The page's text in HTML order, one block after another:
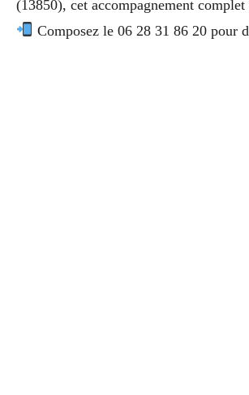
(13850), cet accompagnement
Composez le 06 28 31 86 20 pour